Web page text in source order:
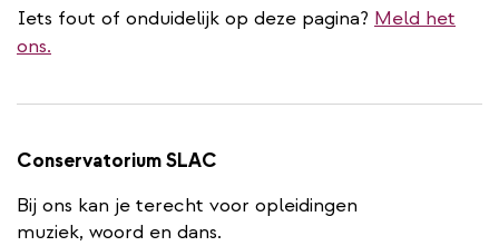
Iets fout of onduidelijk op deze pagina? Meld het
ons.
Conservatorium SLAC
Bij ons kan je terecht voor opleidingen
muziek, woord en dans.